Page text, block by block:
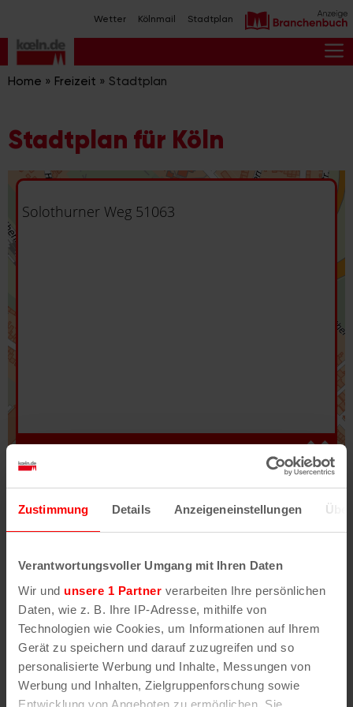
Zustimmung Details Anzeigeneinstellungen
Verantwortungsvoller Umgang mit Ihren Daten
Wir und unsere 1 Partner verarbeiten Ihre persönlichen
Daten, wie z. B. Ihre IP-Adresse, mithilfe von
Technologien wie Cookies, um Informationen auf Ihrem
Gerät zu speichern und darauf zuzugreifen und so
personalisierte Werbung und Inhalte, Messungen von
Werbung und Inhalten, Zielgruppenforschung sowie
Entwicklung von Angeboten zu ermöglichen. Sie
Inhalt
springen
Wetter Kölnmail Stadtplan
Home » Freizeit » Stadtplan
Stadtplan für Köln
Fehler/Problem melden
Darstellung des RVR-Kartenwerks
Stadtplanwerk
erhältst Du unsere koeln.de-Karte mit vielen
weiteren Details wie z.B. Hausnummern.
Unser Stadtplan basiert auf Daten des
OpenStreetMap
-Projekts (
© OpenStreetMap
Mitwirkende
) und von OpenCycleMap.org